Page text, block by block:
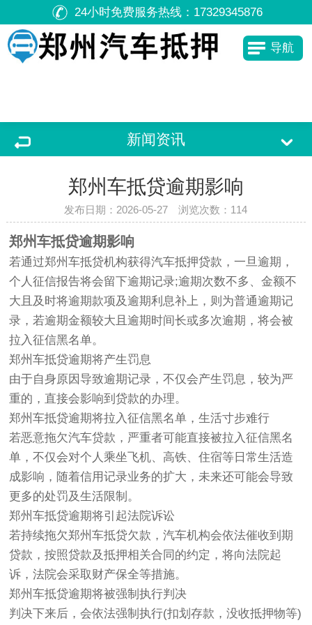
24小时免费服务热线： 17329345876
导航
新闻资讯
郑州车抵贷逾期影响
发布日期：2026-05-27 浏览次数： 114
郑州车抵贷逾期影响
若通过郑州车抵贷机构获得汽车抵押贷款，一旦逾期，
个人征信报告将会留下逾期记录;逾期次数不多、金额不
大且及时将逾期款项及逾期利息补上，则为普通逾期记
录，若逾期金额较大且逾期时间长或多次逾期，将会被
拉入征信黑名单。
郑州车抵贷逾期将产生罚息
由于自身原因导致逾期记录，不仅会产生罚息，较为严
重的，直接会影响到贷款的办理。
郑州车抵贷逾期将拉入征信黑名单，生活寸步难行
若恶意拖欠汽车贷款，严重者可能直接被拉入征信黑名
单，不仅会对个人乘坐飞机、高铁、住宿等日常生活造
成影响，随着信用记录业务的扩大，未来还可能会导致
更多的处罚及生活限制。
郑州车抵贷逾期将引起法院诉讼
若持续拖欠郑州车抵贷欠款，汽车机构会依法催收到期
贷款，按照贷款及抵押相关合同的约定，将向法院起
诉，法院会采取财产保全等措施。
郑州车抵贷逾期将被强制执行判决
判决下来后，会依法强制执行(扣划存款，没收抵押物等)